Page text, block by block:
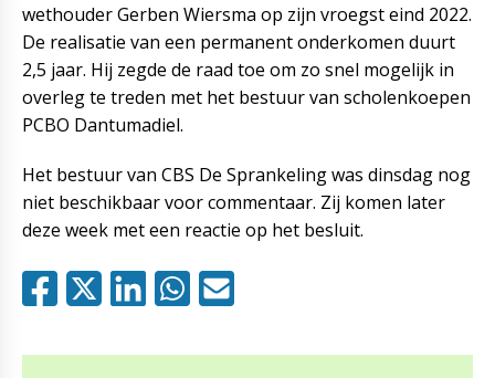
wethouder Gerben Wiersma op zijn vroegst eind 2022.
De realisatie van een permanent onderkomen duurt
2,5 jaar. Hij zegde de raad toe om zo snel mogelijk in
overleg te treden met het bestuur van scholenkoepen
PCBO Dantumadiel.
Het bestuur van CBS De Sprankeling was dinsdag nog
niet beschikbaar voor commentaar. Zij komen later
deze week met een reactie op het besluit.